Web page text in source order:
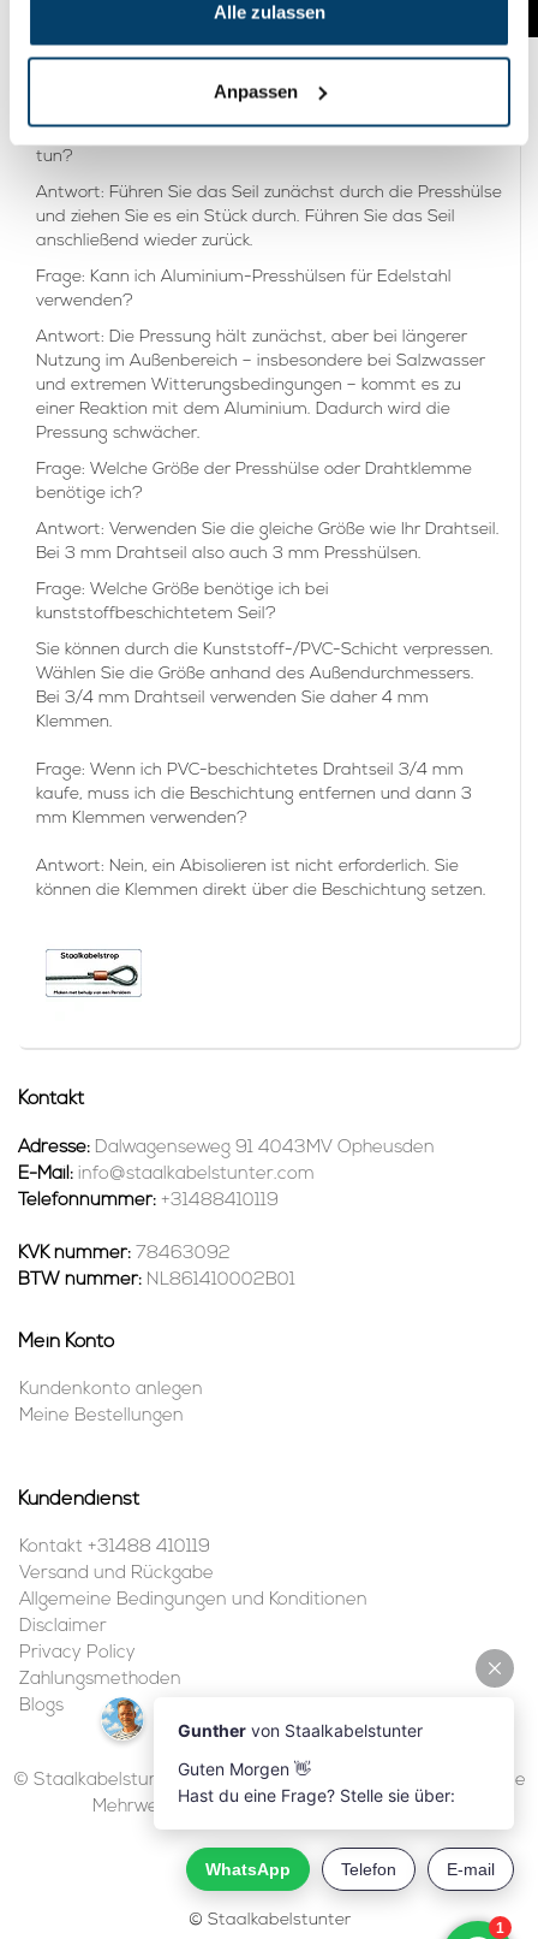
Alle zulassen
Anpassen
Häufig gestellte Fragen
Frage: Ich bekomme das Drahtseil nicht in die Hülse. Was
tun?
Antwort: Führen Sie das Seil zunächst durch die Presshülse
und ziehen Sie es ein Stück durch. Führen Sie das Seil
anschließend wieder zurück.
Frage: Kann ich Aluminium-Presshülsen für Edelstahl
verwenden?
Antwort: Die Pressung hält zunächst, aber bei längerer
Nutzung im Außenbereich – insbesondere bei Salzwasser
und extremen Witterungsbedingungen – kommt es zu
einer Reaktion mit dem Aluminium. Dadurch wird die
Pressung schwächer.
Frage: Welche Größe der Presshülse oder Drahtklemme
benötige ich?
Antwort: Verwenden Sie die gleiche Größe wie Ihr Drahtseil.
Bei 3 mm Drahtseil also auch 3 mm Presshülsen.
Frage: Welche Größe benötige ich bei
kunststoffbeschichtetem Seil?
Sie können durch die Kunststoff-/PVC-Schicht verpressen.
Wählen Sie die Größe anhand des Außendurchmessers.
Bei 3/4 mm Drahtseil verwenden Sie daher 4 mm
Klemmen.
Frage: Wenn ich PVC-beschichtetes Drahtseil 3/4 mm
kaufe, muss ich die Beschichtung entfernen und dann 3
mm Klemmen verwenden?
Antwort: Nein, ein Abisolieren ist nicht erforderlich. Sie
können die Klemmen direkt über die Beschichtung setzen.
Kontakt
Adresse: Dalwagenseweg 91 4043MV Opheusden
E-Mail: info@staalkabelstunter.com
Telefonnummer: +31488410119
KVK nummer: 78463092
BTW nummer: NL861410002B01
Mein Konto
Kundenkonto anlegen
Meine Bestellungen
Kundendienst
Kontakt +31488 410119
Versand und Rückgabe
Allgemeine Bedingungen und Konditionen
Disclaimer
Privacy Policy
Zahlungsmethoden
Blogs
© Staalkabelstunter | 2026 | Alle Preise sind in Euro inklusive
Mehrwertsteuer und ohne Versandkosten.
© Staalkabelstunter